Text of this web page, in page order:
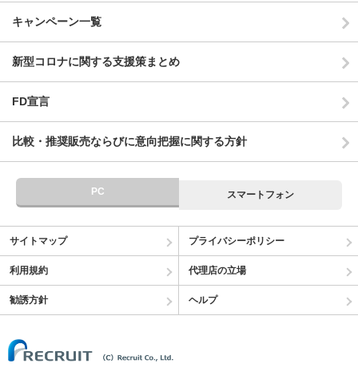
キャンペーン一覧
新型コロナに関する支援策まとめ
FD宣言
比較・推奨販売ならびに意向把握に関する方針
PC スマートフォン
サイトマップ プライバシーポリシー
利用規約 代理店の立場
勧誘方針 ヘルプ